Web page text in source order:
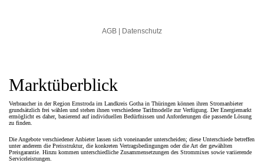
Marktüberblick
Verbraucher in der Region Ernstroda im Landkreis Gotha in Thüringen können ihren Stromanbieter
grundsätzlich frei wählen und stehen ihnen verschiedene Tarifmodelle zur Verfügung. Der Energiemarkt
ermöglicht es daher, basierend auf individuellen Bedürfnissen und Anforderungen die passende Lösung
zu finden.
Die Angebote verschiedener Anbieter lassen sich voneinander unterscheiden; diese Unterschiede betreffen
unter anderem die Preisstruktur, die konkreten Vertragsbedingungen oder die Art der gewählten
Preisgarantie. Hinzu kommen unterschiedliche Zusammensetzungen des Strommixes sowie variierende
Serviceleistungen.